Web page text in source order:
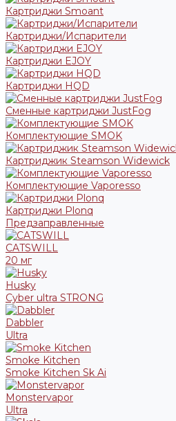
Картриджи Smoant
Картриджи/Испарители
Картриджи EJOY
Картриджи HQD
Сменные картриджи JustFog
Комплектующие SMOK
Картриджик Steamson Widewick
Комплектующие Vaporesso
Картриджи Plonq
Предзаправленные
CATSWILL
20 мг
Husky
Cyber ultra STRONG
Dabbler
Ultra
Smoke Kitchen
Smoke Kitchen Sk Ai
Monstervapor
Ultra